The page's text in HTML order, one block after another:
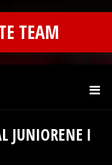
TEAM
JUNIORENE I